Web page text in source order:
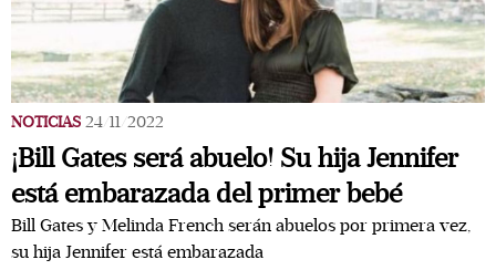
NOTICIAS 24/11/2022
¡Bill Gates será abuelo! Su hija Jennifer
está embarazada del primer bebé
Bill Gates y Melinda French serán abuelos por primera vez,
su hija Jennifer está embarazada